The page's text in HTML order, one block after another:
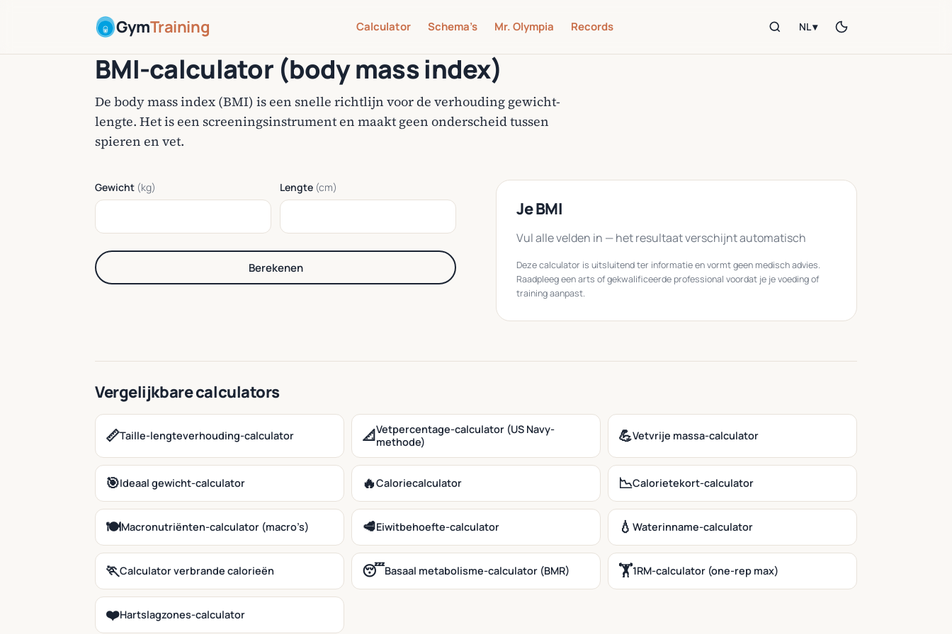
GymTraining Calculator Schema’s Mr. Olympia Records NL ▾
BMI-calculator (body mass index)
De body mass index (BMI) is een snelle richtlijn voor de verhouding gewicht-
lengte. Het is een screeningsinstrument en maakt geen onderscheid tussen
spieren en vet.
Gewicht (kg) Lengte (cm)
Berekenen
Je BMI
Vul alle velden in — het resultaat verschijnt automatisch
Deze calculator is uitsluitend ter informatie en vormt geen medisch advies.
Raadpleeg een arts of gekwalificeerde professional voordat je je voeding of
training aanpast.
Vergelijkbare calculators
📏Taille-lengteverhouding-calculator 📐Vetpercentage-calculator (US Navy-
methode)
💪Vetvrije massa-calculator
🎯Ideaal gewicht-calculator 🔥Caloriecalculator 📉Calorietekort-calculator
🍽️Macronutriënten-calculator (macro’s) 🥩Eiwitbehoefte-calculator 💧 Waterinname-calculator
🏃Calculator verbrande calorieën 😴Basaal metabolisme-calculator (BMR) 🏋️1RM-calculator (one-rep max)
❤️Hartslagzones-calculator